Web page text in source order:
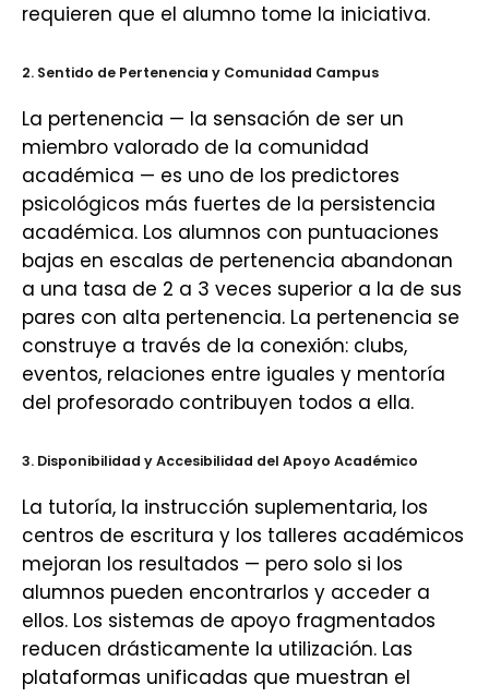
requieren que el alumno tome la iniciativa.
2. Sentido de Pertenencia y Comunidad Campus
La pertenencia — la sensación de ser un
miembro valorado de la comunidad
académica — es uno de los predictores
psicológicos más fuertes de la persistencia
académica. Los alumnos con puntuaciones
bajas en escalas de pertenencia abandonan
a una tasa de 2 a 3 veces superior a la de sus
pares con alta pertenencia. La pertenencia se
construye a través de la conexión: clubs,
eventos, relaciones entre iguales y mentoría
del profesorado contribuyen todos a ella.
3. Disponibilidad y Accesibilidad del Apoyo Académico
La tutoría, la instrucción suplementaria, los
centros de escritura y los talleres académicos
mejoran los resultados — pero solo si los
alumnos pueden encontrarlos y acceder a
ellos. Los sistemas de apoyo fragmentados
reducen drásticamente la utilización. Las
plataformas unificadas que muestran el